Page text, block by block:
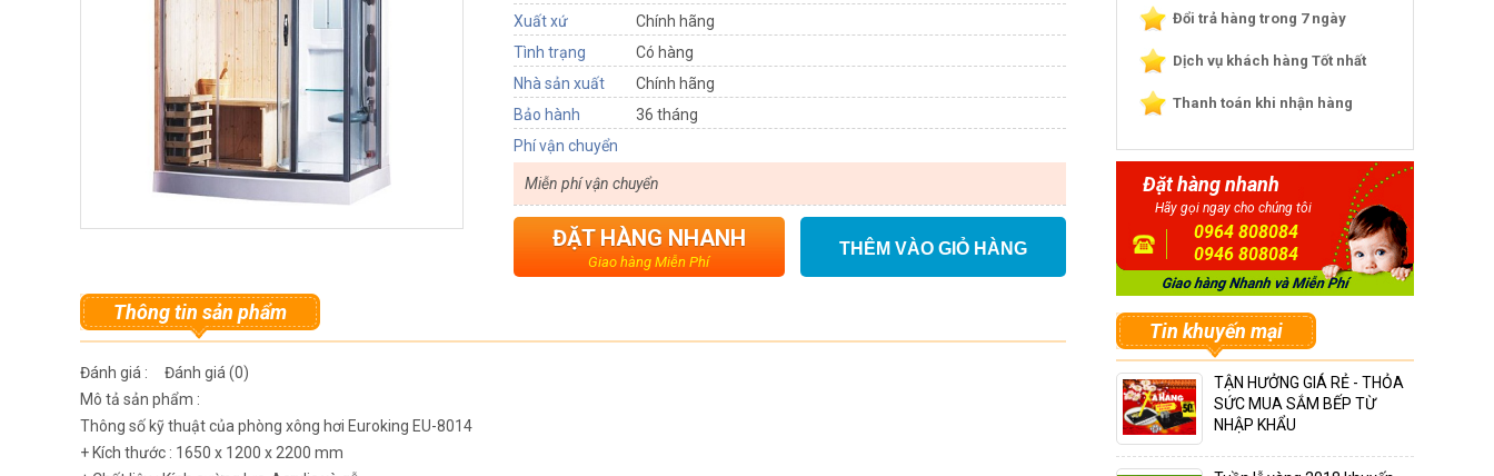
Xuất xứ
Chính hãng
Tình trạng
Có hàng
Nhà sản xuất
Chính hãng
Bảo hành
36 tháng
Phí vận chuyển
Miễn phí vận chuyển
ĐẶT HÀNG NHANH
Giao hàng Miễn Phí
THÊM VÀO GIỎ HÀNG
Đổi trả hàng trong 7 ngày
Dịch vụ khách hàng Tốt nhất
Thanh toán khi nhận hàng
Đặt hàng nhanh
Hãy gọi ngay cho chúng tôi
0964 808084
0946 808084
Thông tin sản phẩm
Đánh giá : Đánh giá (0)
Mô tả sản phẩm :
Thông số kỹ thuật của phòng xông hơi Euroking EU-8014
+ Kích thước : 1650 x 1200 x 2200 mm
Tin khuyến mại
TẬN HƯỞNG GIÁ RẺ - THỎA
SỨC MUA SẮM BẾP TỪ
NHẬP KHẨU